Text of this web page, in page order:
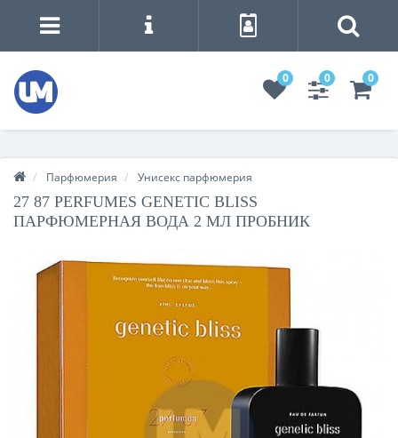
0 0 0
Парфюмерия Унисекс парфюмерия
27 87 PERFUMES GENETIC BLISS
ПАРФЮМЕРНАЯ ВОДА 2 МЛ ПРОБНИК